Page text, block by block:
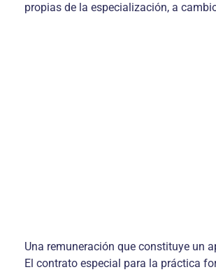
propias de la especialización, a
Una remuneración que constituye un
El contrato especial para la práctica